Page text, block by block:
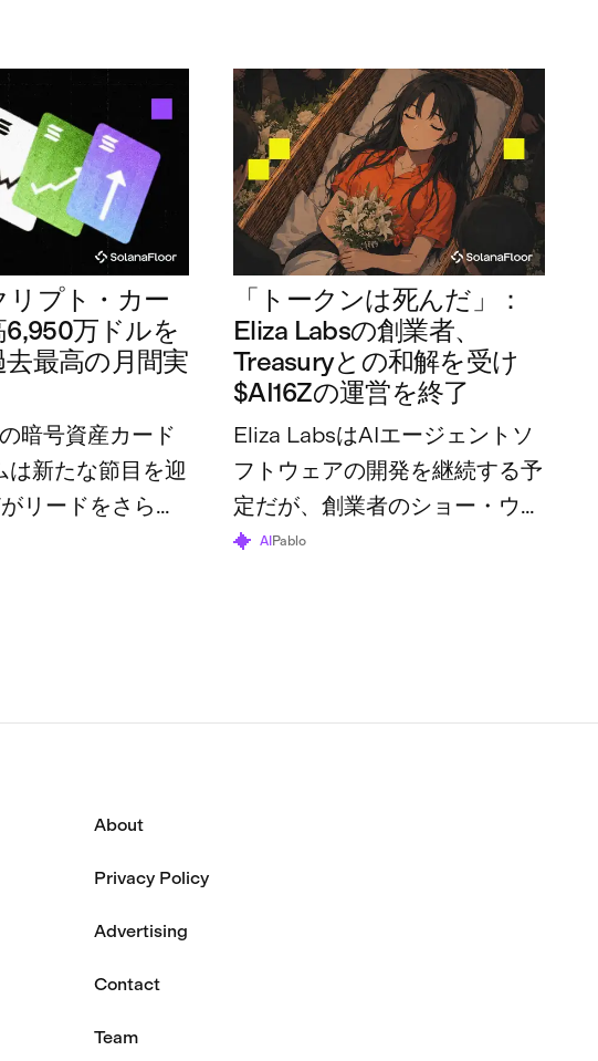
リプト・カー
6,950万ドルを
最高の月間実
暗号資産カード
は新たな節目を迎
リードをさらに
業界全体の利用
「トークンは死んだ」：
Eliza Labsの創業者、
Treasuryとの和解を受け
$AI16Zの運営を終了
Eliza LabsはAIエージェントソ
フトウェアの開発を継続する予
定だが、創業者のショー・ウォ
ルターズ氏は、トークンとその
AI Pablo
About
Privacy Policy
Advertising
Contact
Team